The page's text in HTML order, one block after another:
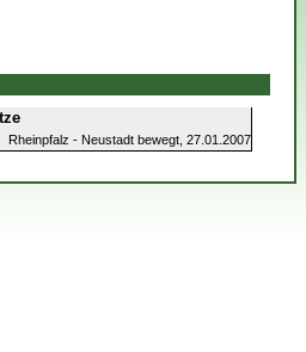
Rheinpfalz - Neustadt bewegt, 27.01.2007